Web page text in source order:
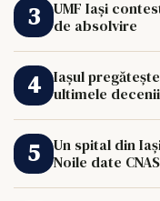
UMF Iași
de absolvire
Iașul
ultimele decenii
Un spital din
Noile date